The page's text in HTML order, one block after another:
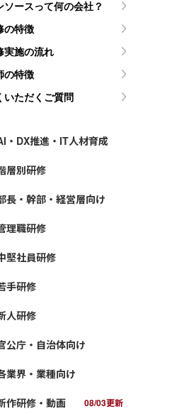
ソースって何の会社？
の特徴
実施の流れ
の特徴
いただくご質問
・DX推進・IT人材育成
層別研修
長・幹部・経営層向け
理職研修
堅社員研修
手研修
人研修
公庁・自治体向け
業界・業種向け
作研修・動画 08/03更新